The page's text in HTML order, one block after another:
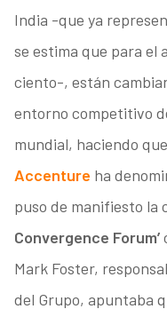
India -que ya
se estima que para el
ciento-, están
entorno competitivo
mundial, haciendo
Accenture ha
puso de manifiesto la
Convergence Forum’
Mark Foster,
del Grupo, apuntaba